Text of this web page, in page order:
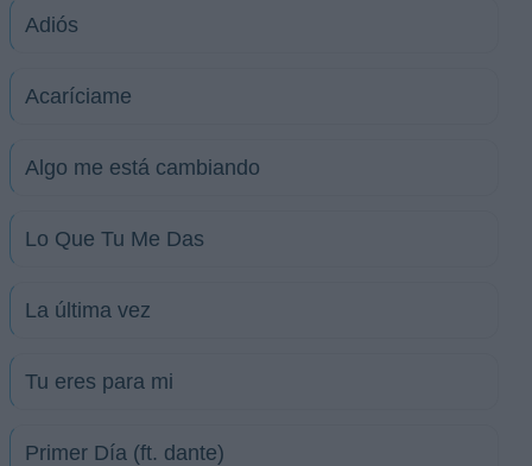
Adiós
Acaríciame
Algo me está cambiando
Lo Que Tu Me Das
La última vez
Tu eres para mi
Primer Día (ft. dante)